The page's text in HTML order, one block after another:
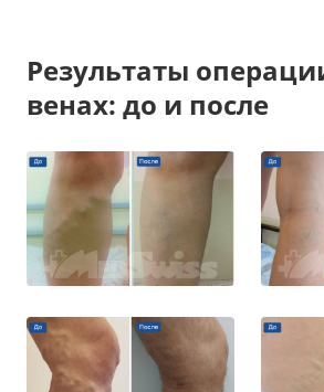
Результаты
венах: до и после